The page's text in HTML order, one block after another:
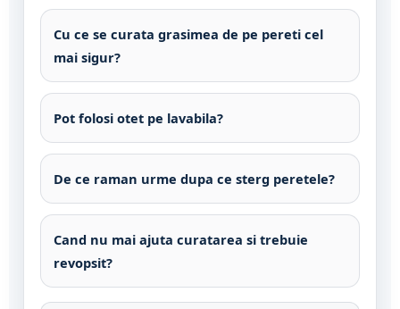
Cu ce se curata grasimea de pe pereti cel
mai sigur?
Pot folosi otet pe lavabila?
De ce raman urme dupa ce sterg peretele?
Cand nu mai ajuta curatarea si trebuie
revopsit?